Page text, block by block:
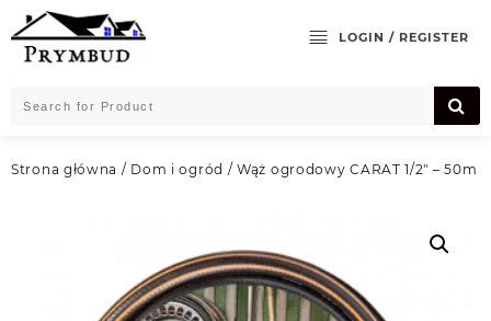
Skip
to
content
LOGIN / REGISTER
Strona główna / Dom i ogród / Wąż ogrodowy CARAT 1/2″ – 50m